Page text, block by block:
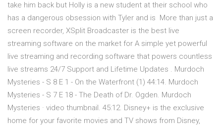
take him back but Holly is a new student at their school who
has a dangerous obsession with Tyler and is More than just a
screen recorder, XSplit Broadcaster is the best live
streaming software on the market for A simple yet powerful
live streaming and recording software that powers countless
live streams 24/7 Support and Lifetime Updates . Murdoch
Mysteries - S 8 E 1 - On the Waterfront (1) 44:14. Murdoch
Mysteries - S 7 E 18 - The Death of Dr. Ogden. Murdoch
Mysteries · video thumbnail. 45:12. Disney+ is the exclusive
home for your favorite movies and TV shows from Disney,